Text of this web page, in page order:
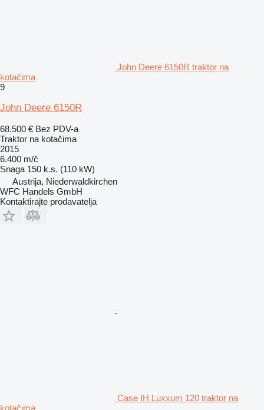
John Deere 6150R traktor na
kotačima
9
John Deere 6150R
68.500 € Bez PDV-a
Traktor na kotačima
2015
6.400 m/č
Snaga 150 k.s. (110 kW)
Austrija, Niederwaldkirchen
WFC Handels GmbH
Kontaktirajte prodavatelja
Case IH Luxxum 120 traktor na
kotačima